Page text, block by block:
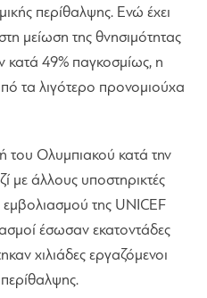
περίθαλψης. Ενώ έχει
μείωση της θνησιμότητας
κατά 49% παγκοσμίως, η
τα λιγότερο προνομιούχα
του Ολυμπιακού κατά την
με άλλους υποστηρικτές
εμβολιασμού της UNICEF
έσωσαν εκατοντάδες
χιλιάδες εργαζόμενοι